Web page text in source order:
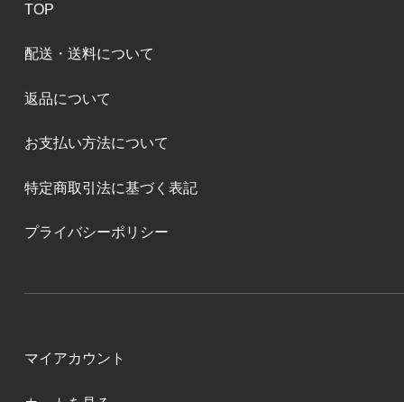
TOP
配送・送料について
返品について
お支払い方法について
特定商取引法に基づく表記
プライバシーポリシー
マイアカウント